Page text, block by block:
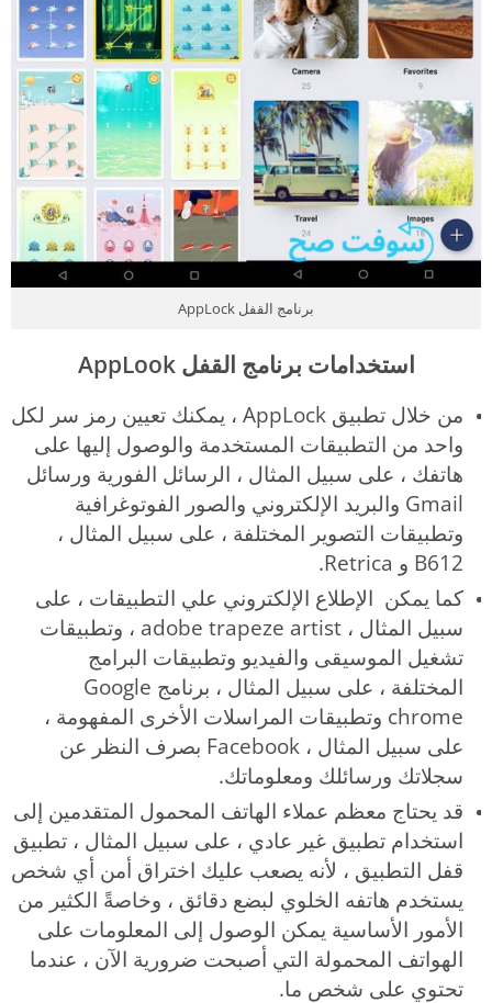
برنامج القفل AppLock
استخدامات برنامج القفل AppLook
من خلال تطبيق AppLock ، يمكنك تعيين رمز سر لكل
واحد من التطبيقات المستخدمة والوصول إليها على
هاتفك ، على سبيل المثال ، الرسائل الفورية ورسائل
Gmail والبريد الإلكتروني والصور الفوتوغرافية
وتطبيقات التصوير المختلفة ، على سبيل المثال ،
B612 و Retrica.
كما يمكن الإطلاع الإلكتروني علي التطبيقات ، على
سبيل المثال ، adobe trapeze artist ، وتطبيقات
تشغيل الموسيقى والفيديو وتطبيقات البرامج
المختلفة ، على سبيل المثال ، برنامج Google
chrome وتطبيقات المراسلات الأخرى المفهومة ،
على سبيل المثال ، Facebook بصرف النظر عن
سجلاتك ورسائلك ومعلوماتك.
قد يحتاج معظم عملاء الهاتف المحمول المتقدمين إلى
استخدام تطبيق غير عادي ، على سبيل المثال ، تطبيق
قفل التطبيق ، لأنه يصعب عليك اختراق أمن أي شخص
يستخدم هاتفه الخلوي لبضع دقائق ، وخاصةً الكثير من
الأمور الأساسية يمكن الوصول إلى المعلومات على
الهواتف المحمولة التي أصبحت ضرورية الآن ، عندما
تحتوي على شخص ما.